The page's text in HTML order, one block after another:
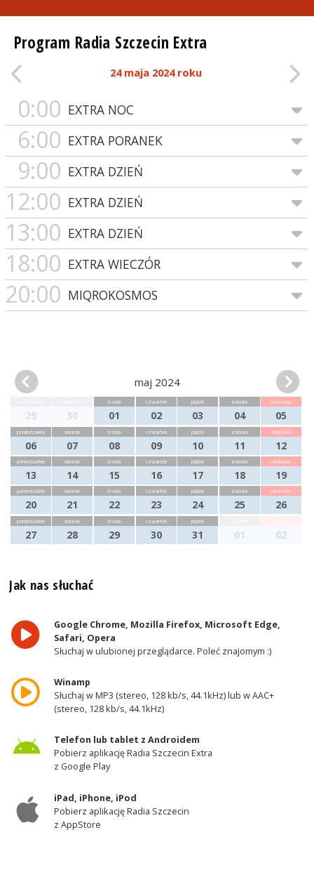
Program Radia Szczecin Extra
24 maja 2024 roku
0:00 EXTRA NOC
6:00 EXTRA PORANEK
9:00 EXTRA DZIEŃ
12:00 EXTRA DZIEŃ
13:00 EXTRA DZIEŃ
18:00 EXTRA WIECZÓR
20:00 MIQROKOSMOS
maj 2024
29 30
środa
01
czwartek
02
piątek
03
sobota
04
niedziela
05
poniedziałek
06
wtorek
07
środa
08
czwartek
09
piątek
10
sobota
11
niedziela
12
poniedziałek
13
wtorek
14
środa
15
czwartek
16
piątek
17
sobota
18
niedziela
19
poniedziałek
20
wtorek
21
środa
22
czwartek
23
piątek
24
sobota
25
niedziela
26
poniedziałek
27
wtorek
28
środa
29
czwartek
30
piątek
31 01 02
Jak nas słuchać
Google Chrome, Mozilla Firefox, Microsoft Edge,
Safari, Opera
Słuchaj w ulubionej przeglądarce. Poleć znajomym :)
Winamp
Słuchaj w MP3 (stereo, 128 kb/s, 44.1kHz) lub w AAC+
(stereo, 128 kb/s, 44.1kHz)
Telefon lub tablet z Androidem
Pobierz aplikację Radia Szczecin Extra
z Google Play
iPad, iPhone, iPod
Pobierz aplikację Radia Szczecin
z AppStore